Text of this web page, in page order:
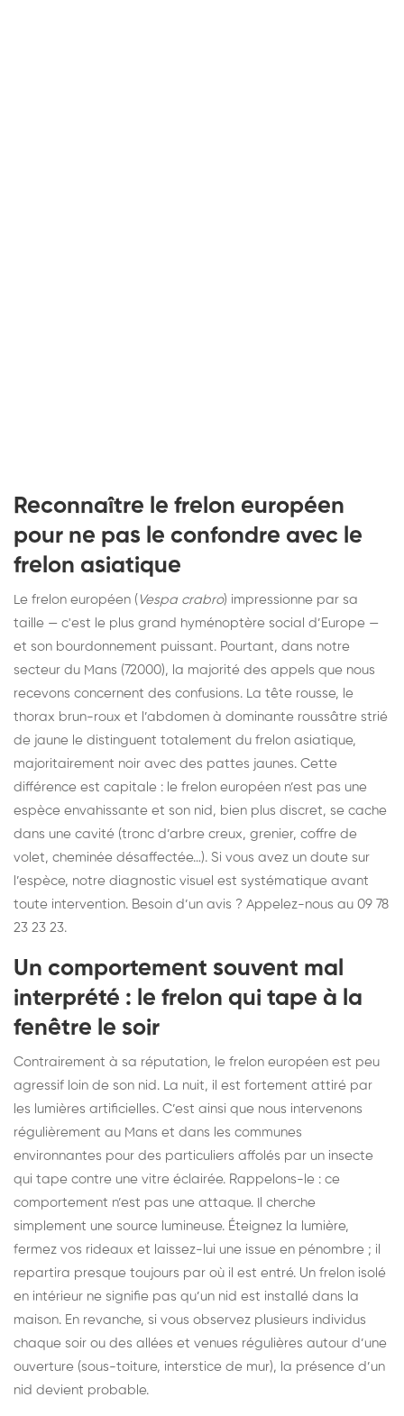
Reconnaître le frelon européen
pour ne pas le confondre avec le
frelon asiatique
Le frelon européen ( Vespa crabro) impressionne par sa
taille — c'est le plus grand hyménoptère social d’Europe —
et son bourdonnement puissant. Pourtant, dans notre
secteur du Mans (72000), la majorité des appels que nous
recevons concernent des confusions. La tête rousse, le
thorax brun-roux et l’abdomen à dominante roussâtre strié
de jaune le distinguent totalement du frelon asiatique,
majoritairement noir avec des pattes jaunes. Cette
différence est capitale : le frelon européen n’est pas une
espèce envahissante et son nid, bien plus discret, se cache
dans une cavité (tronc d’arbre creux, grenier, coffre de
volet, cheminée désaffectée…). Si vous avez un doute sur
l’espèce, notre diagnostic visuel est systématique avant
toute intervention. Besoin d’un avis ? Appelez-nous au 09 78
23 23 23.
Un comportement souvent mal
interprété : le frelon qui tape à la
fenêtre le soir
Contrairement à sa réputation, le frelon européen est peu
agressif loin de son nid. La nuit, il est fortement attiré par
les lumières artificielles. C’est ainsi que nous intervenons
régulièrement au Mans et dans les communes
environnantes pour des particuliers affolés par un insecte
qui tape contre une vitre éclairée. Rappelons-le : ce
comportement n’est pas une attaque. Il cherche
simplement une source lumineuse. Éteignez la lumière,
fermez vos rideaux et laissez-lui une issue en pénombre ; il
repartira presque toujours par où il est entré. Un frelon isolé
en intérieur ne signifie pas qu’un nid est installé dans la
maison. En revanche, si vous observez plusieurs individus
chaque soir ou des allées et venues régulières autour d’une
ouverture (sous-toiture, interstice de mur), la présence d’un
nid devient probable.